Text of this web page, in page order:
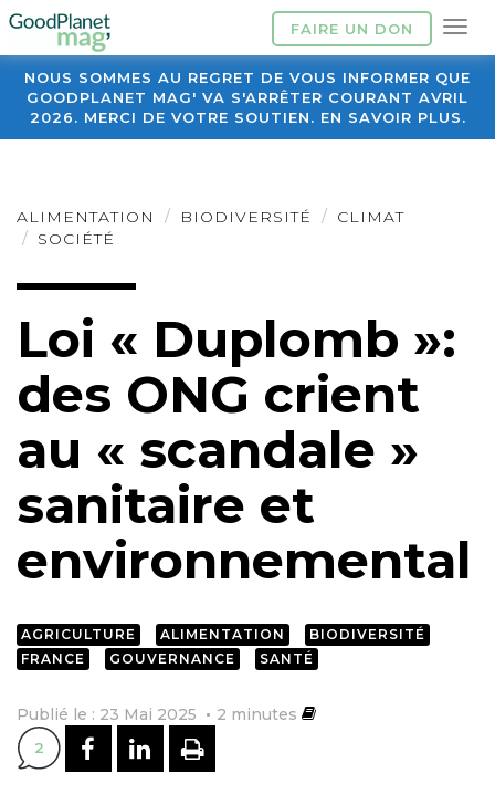
FAIRE UN DON
NOUS SOMMES AU REGRET DE VOUS INFORMER QUE
GOODPLANET MAG' VA S'ARRÊTER COURANT AVRIL
2026. MERCI DE VOTRE SOUTIEN. EN SAVOIR PLUS.
ALIMENTATION BIODIVERSITÉ
CLIMAT
SOCIÉTÉ
Loi « Duplomb »:
des ONG crient
au « scandale »
sanitaire et
environnemental
AGRICULTURE ALIMENTATION
BIODIVERSITÉ
FRANCE
GOUVERNANCE SANTÉ
Publié le : 23 Mai 2025 2 minutes
2 PARTAGER SUR FACEBOOK
PARTAGER SUR
IMPRIMER